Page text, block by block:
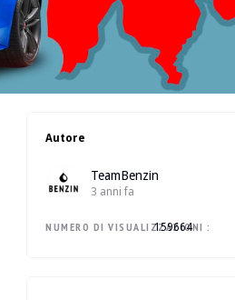
Autore
TeamBenzin
3 anni fa
NUMERO DI VISUALIZZAZIONI :
159664